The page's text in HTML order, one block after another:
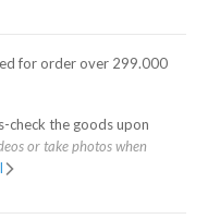
for order over 299.000
check the goods upon
or take photos when